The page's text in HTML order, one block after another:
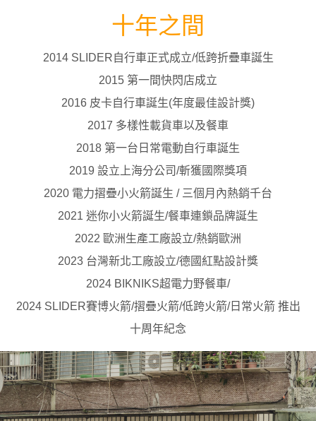
十年之間
2014 SLIDER自行車正式成立/低跨折疊車誕生
2015 第一間快閃店成立
2016 皮卡自行車誕生(年度最佳設計獎)
2017 多樣性載貨車以及餐車
2018 第一台日常電動自行車誕生
2019 設立上海分公司/斬獲國際獎項
2020 電力摺疊小火箭誕生 / 三個月內熱銷千台
2021 迷你小火箭誕生/餐車連鎖品牌誕生
2022 歐洲生產工廠設立/熱銷歐洲
2023 台灣新北工廠設立/德國紅點設計獎
2024 BIKNIKS超電力野餐車/
2024 SLIDER賽博火箭/摺疊火箭/低跨火箭/日常火箭 推出
十周年紀念